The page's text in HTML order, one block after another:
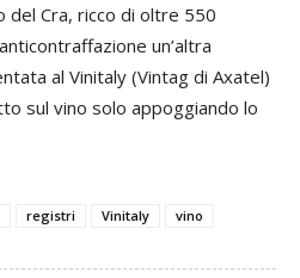
del Cra, ricco di oltre 550
un’altra
al Vinitaly (Vintag di Axatel)
sul vino solo appoggiando lo
registri Vinitaly vino